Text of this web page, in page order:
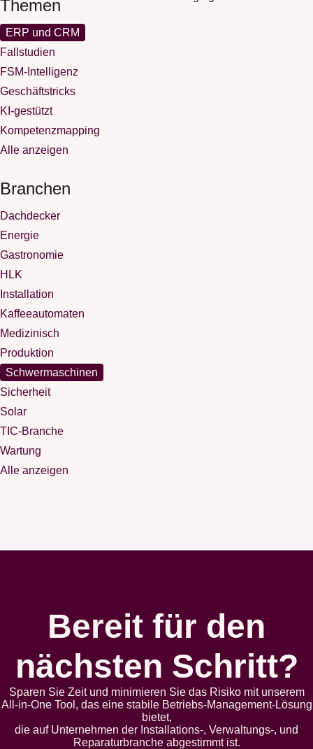
Themen
ERP und CRM
Fallstudien
FSM-Intelligenz
Geschäftstricks
KI-gestützt
Kompetenzmapping
Alle anzeigen
Branchen
Dachdecker
Energie
Gastronomie
HLK
Installation
Kaffeeautomaten
Medizinisch
Produktion
Schwermaschinen
Sicherheit
Solar
TIC-Branche
Wartung
Alle anzeigen
Bereit für den
nächsten Schritt?
Sparen Sie Zeit und minimieren Sie das Risiko mit unserem
All-in-One Tool, das eine stabile Betriebs-Management-Lösung
bietet,
die auf Unternehmen der Installations-, Verwaltungs-, und
Reparaturbranche abgestimmt ist.